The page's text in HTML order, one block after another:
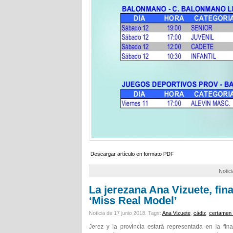
Descargar artículo en formato PDF
La jerezana Ana Vizuete,
‘Miss Real Model’
Noticia de 17 junio 2018. Tags: Ana Vizuete cádiz certamen
Jerez y la provincia estará representada en la